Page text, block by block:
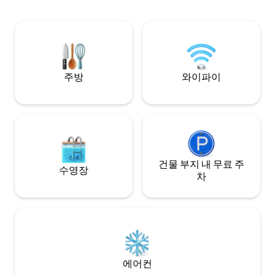
나, 화덕 주변에서 저녁을 즐겨보세요. 이 코
티지에는 와이파이, 로쿠 TV, 완비된 주방,
침구가 있습니다.
주방 와이파이
수영장
건물 부지 내 무료 주
차
에어컨